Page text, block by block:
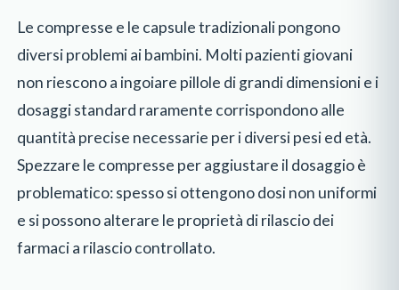
Le compresse e le capsule tradizionali pongono
diversi problemi ai bambini. Molti pazienti giovani
non riescono a ingoiare pillole di grandi dimensioni e i
dosaggi standard raramente corrispondono alle
quantità precise necessarie per i diversi pesi ed età.
Spezzare le compresse per aggiustare il dosaggio è
problematico: spesso si ottengono dosi non uniformi
e si possono alterare le proprietà di rilascio dei
farmaci a rilascio controllato.